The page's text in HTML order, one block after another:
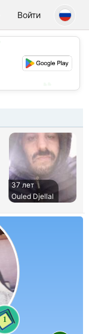
Войти
37 лет
Ouled Djellal
1